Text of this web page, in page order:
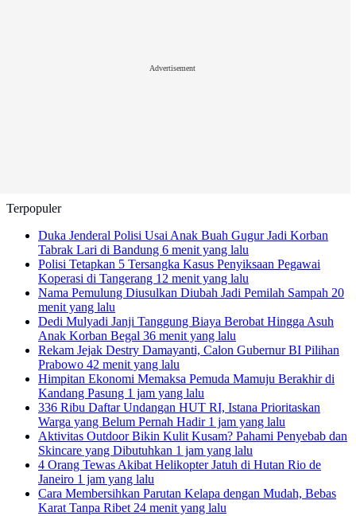
Advertisement
Terpopuler
Duka Jenderal Polisi Usai Anak Buah Gugur Jadi Korban
Tabrak Lari di Bandung 6 menit yang lalu
Polisi Tetapkan 5 Tersangka Kasus Penyiksaan Pegawai
Koperasi di Tangerang 12 menit yang lalu
Nama Pemulung Diusulkan Diubah Jadi Pemilah Sampah 20
menit yang lalu
Dedi Mulyadi Janji Tanggung Biaya Berobat Hingga Asuh
Anak Korban Begal 36 menit yang lalu
Rekam Jejak Destry Damayanti, Calon Gubernur BI Pilihan
Prabowo 42 menit yang lalu
Himpitan Ekonomi Memaksa Pemuda Mamuju Berakhir di
Kandang Pasung 1 jam yang lalu
336 Ribu Daftar Undangan HUT RI, Istana Prioritaskan
Warga yang Belum Pernah Hadir 1 jam yang lalu
Aktivitas Outdoor Bikin Kulit Kusam? Pahami Penyebab dan
Skincare yang Dibutuhkan 1 jam yang lalu
4 Orang Tewas Akibat Helikopter Jatuh di Hutan Rio de
Janeiro 1 jam yang lalu
Cara Membersihkan Parutan Kelapa dengan Mudah, Bebas
Karat Tanpa Ribet 24 menit yang lalu